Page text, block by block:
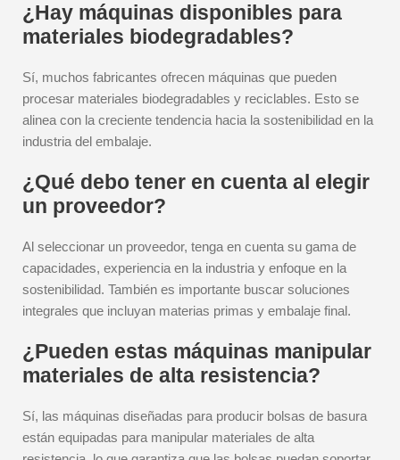
¿Hay máquinas disponibles para
materiales biodegradables?
Sí, muchos fabricantes ofrecen máquinas que pueden
procesar materiales biodegradables y reciclables. Esto se
alinea con la creciente tendencia hacia la sostenibilidad en la
industria del embalaje.
¿Qué debo tener en cuenta al elegir
un proveedor?
Al seleccionar un proveedor, tenga en cuenta su gama de
capacidades, experiencia en la industria y enfoque en la
sostenibilidad. También es importante buscar soluciones
integrales que incluyan materias primas y embalaje final.
¿Pueden estas máquinas manipular
materiales de alta resistencia?
Sí, las máquinas diseñadas para producir bolsas de basura
están equipadas para manipular materiales de alta